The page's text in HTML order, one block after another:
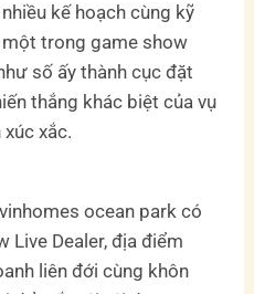
kế hoạch cùng kỹ
một trong game show
số ấy thành cục đặt
thắng khác biệt của vụ
xắc.
ocean park có
Live Dealer, địa điểm
liên đới cùng khôn